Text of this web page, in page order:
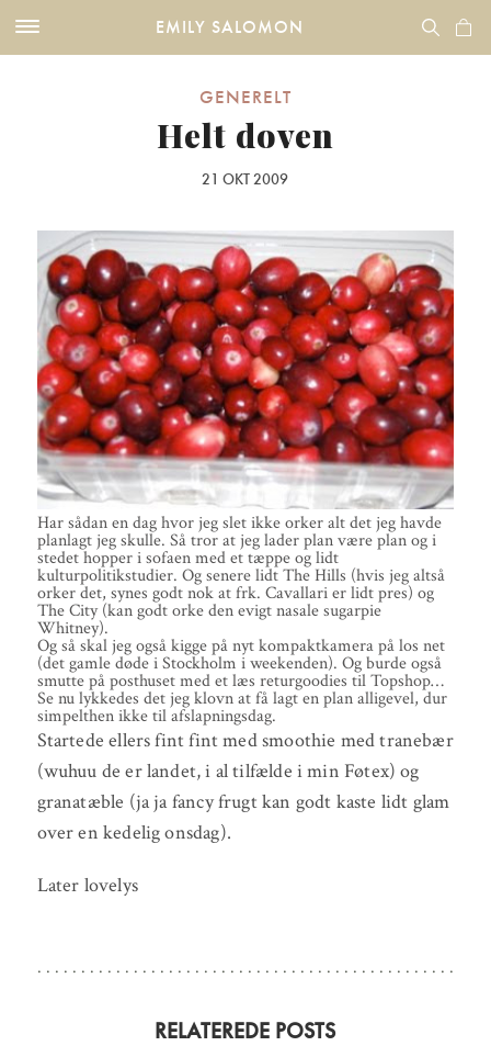
EMILY SALOMON
GENERELT
Helt doven
21 OKT 2009
Har sådan en dag hvor jeg slet ikke orker alt det jeg havde
planlagt jeg skulle. Så tror at jeg lader plan være plan og i
stedet hopper i sofaen med et tæppe og lidt
kulturpolitikstudier. Og senere lidt The Hills (hvis jeg altså
orker det, synes godt nok at frk. Cavallari er lidt pres) og
The City (kan godt orke den evigt nasale sugarpie
Whitney).
Og så skal jeg også kigge på nyt kompaktkamera på los net
(det gamle døde i Stockholm i weekenden). Og burde også
smutte på posthuset med et læs returgoodies til Topshop…
Se nu lykkedes det jeg klovn at få lagt en plan alligevel, dur
simpelthen ikke til afslapningsdag.
Startede ellers fint fint med smoothie med tranebær
(wuhuu de er landet, i al tilfælde i min Føtex) og
granatæble (ja ja fancy frugt kan godt kaste lidt glam
over en kedelig onsdag).
Later lovelys
RELATEREDE POSTS